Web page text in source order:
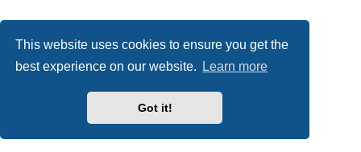
This website uses cookies to ensure you get the
best experience on our website.
Learn more
Got it!